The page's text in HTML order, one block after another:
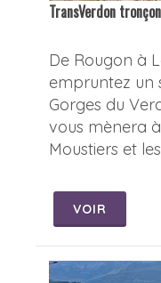
TransVerdon
De Rougon à
empruntez un
Gorges du
vous mènera
Moustiers et
VOIR